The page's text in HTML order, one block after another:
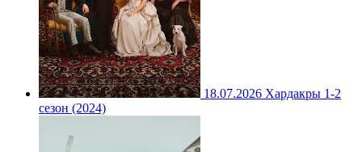
18.07.2026 Хардакры 1-2
сезон (2024)